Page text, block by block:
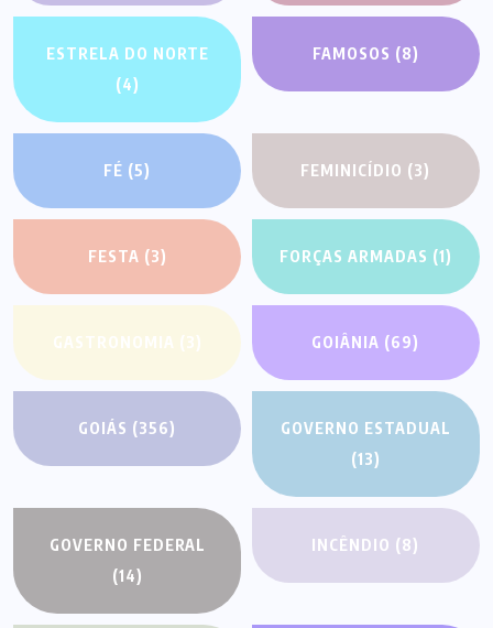
ESTRELA DO NORTE
(4)
FAMOSOS (8)
FÉ (5) FEMINICÍDIO (3)
FESTA (3) FORÇAS ARMADAS (1)
GASTRONOMIA (3) GOIÂNIA (69)
GOIÁS (356)
GOVERNO ESTADUAL
(13)
GOVERNO FEDERAL
(14)
INCÊNDIO (8)